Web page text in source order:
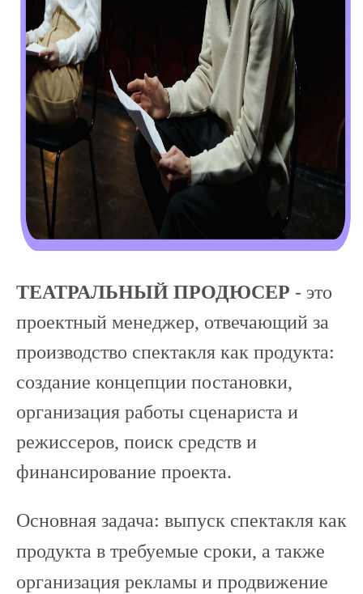
ТЕАТРАЛЬНЫЙ ПРОДЮСЕР - это
проектный менеджер, отвечающий за
производство спектакля как продукта:
создание концепции постановки,
организация работы сценариста и
режиссеров, поиск средств и
финансирование проекта.
Основная задача: выпуск спектакля как
продукта в требуемые сроки, а также
организация рекламы и продвижение